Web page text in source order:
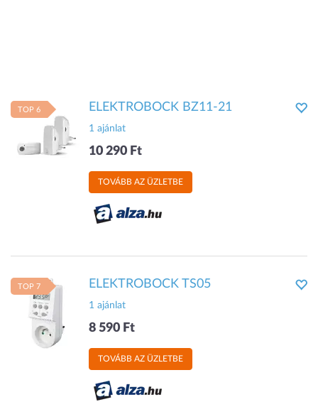
TOP 6 ELEKTROBOCK BZ11-21
1 ajánlat
10 290 Ft
TOVÁBB AZ ÜZLETBE
TOP 7 ELEKTROBOCK TS05
1 ajánlat
8 590 Ft
TOVÁBB AZ ÜZLETBE